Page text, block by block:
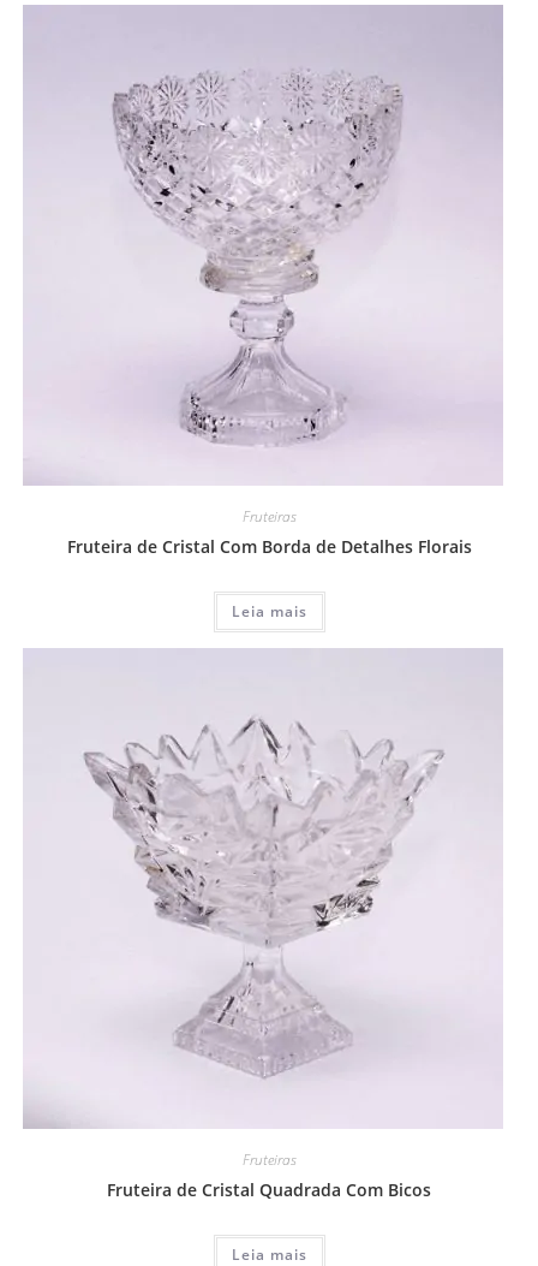
Fruteiras
Fruteira de Cristal Com Borda de Detalhes Florais
Leia mais
Fruteiras
Fruteira de Cristal Quadrada Com Bicos
Leia mais